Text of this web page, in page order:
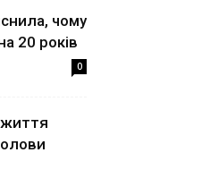
чому
20 років
0
життя